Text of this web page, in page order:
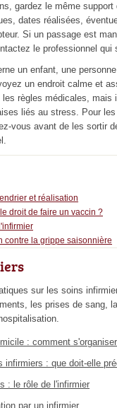
gardez le même support
dates réalisées,
Si un passage est
le professionnel qui
un enfant, une
un endroit calme et
règles médicales, mais
liés au stress. Pour
vous avant de les sortir
et réalisation
droit de faire un vaccin ?
contre la grippe saisonnière
sur les soins
les prises de sang,
: comment
infirmiers : que doit-elle
: le rôle de l'infirmier
par un infirmier